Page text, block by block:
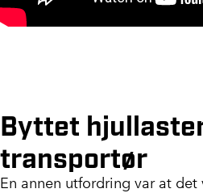
Byttet
transportør
En annen utfordring var at